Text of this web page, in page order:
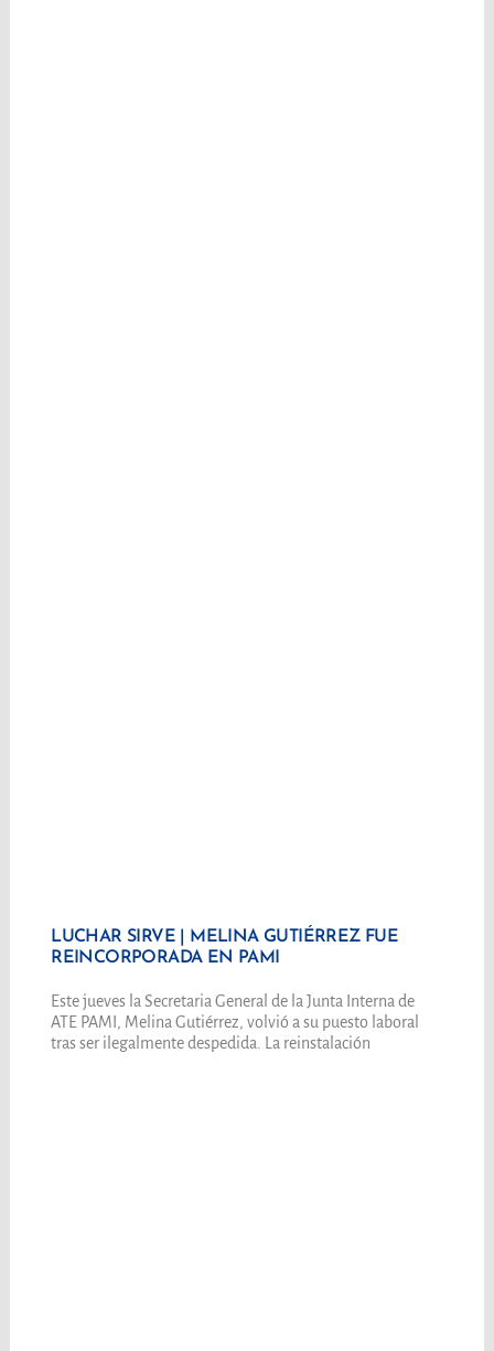
LUCHAR SIRVE | MELINA GUTIÉRREZ FUE
REINCORPORADA EN PAMI
Este jueves la Secretaria General de la Junta Interna de
ATE PAMI, Melina Gutiérrez, volvió a su puesto laboral
tras ser ilegalmente despedida. La reinstalación